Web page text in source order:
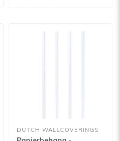
DUTCH WALLCOVERINGS